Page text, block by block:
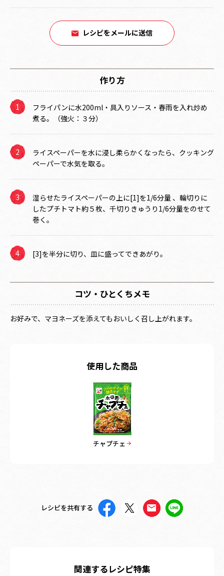
レシピをメールに送信
作り方
フライパンに水200ml・具入りソース・春雨を入れ炒め
煮る。（強火：３分）
ライスペーパーを水に浸し柔らかくなったら、クッキング
ペーパーで水気を取る。
湿らせたライスペーパーの上に[1]を1/6分量 、輪切りに
したプチトマト約５枚、千切りきゅうり1/6分量をのせて
巻く。
[3]を半分に切り、皿に盛ってできあがり。
コツ・ひとくちメモ
お好みで、マヨネーズを添えてもおいしく召し上がれます。
使用した商品
チャプチェ
レシピを共有する
関連するレシピ特集